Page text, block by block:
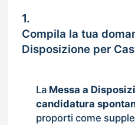
1.
Compila la tua
Disposizione per
La Messa a
candidatura
proporti come